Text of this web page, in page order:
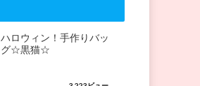
ハロウィン！手作りバッ
グ☆黒猫☆